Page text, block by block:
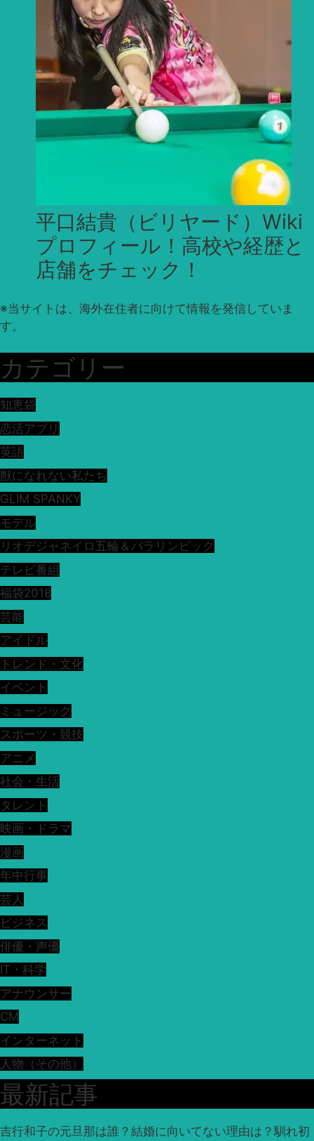
平口結貴（ビリヤード）Wiki
プロフィール！高校や経歴と
店舗をチェック！
※当サイトは、海外在住者に向けて情報を発信していま
す。
カテゴリー
知恵袋
恋活アプリ
英語
獣になれない私たち
GLIM SPANKY
モデル
リオデジャネイロ五輪＆パラリンピック
テレビ番組
福袋2018
芸能
アイドル
トレンド・文化
イベント
ミュージック
スポーツ・競技
アニメ
社会・生活
タレント
映画・ドラマ
漫画
年中行事
芸人
ビジネス
俳優・声優
IT・科学
アナウンサー
CM
インターネット
人物（その他）
最新記事
吉行和子の元旦那は誰？結婚に向いてない理由は？馴れ初